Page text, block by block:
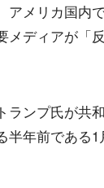
アメリカ国内
メディアが「
ランプ氏が共
年前である1